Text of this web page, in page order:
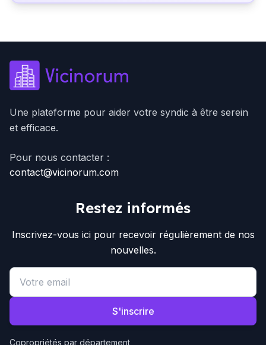
Une plateforme pour aider votre syndic à être serein
et efficace.
Pour nous contacter :
contact@vicinorum.com
Restez informés
Inscrivez-vous ici pour recevoir régulièrement de nos
nouvelles.
Email address
S'inscrire
Copropriétés par département